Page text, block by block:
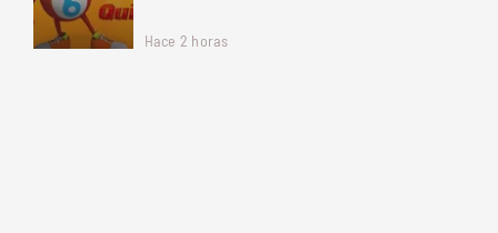
Hace 2 horas